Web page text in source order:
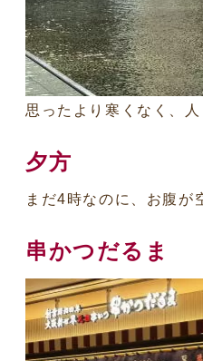
思ったより寒くなく、
夕方
まだ4時なのに、お腹が
串かつだるま